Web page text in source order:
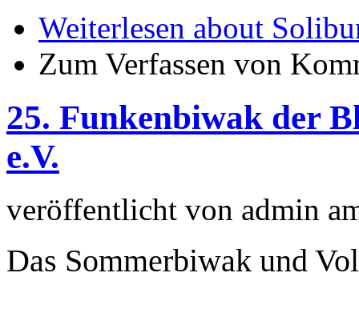
Weiterlesen about
Zum Verfassen von
25. Funkenbiwak der
e.V.
veröffentlicht von admin
Das Sommerbiwak und